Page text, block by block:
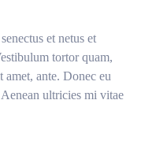
et netus et
tortor quam,
ante. Donec eu
ultricies mi vitae